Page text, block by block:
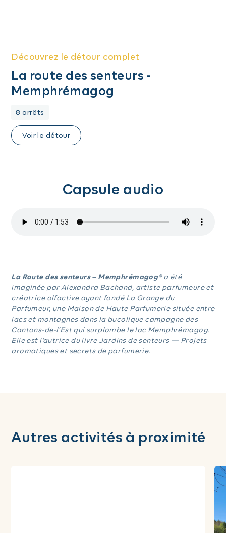
Découvrez le détour complet
La route des senteurs -
Memphrémagog
8 arrêts
Voir le détour
Capsule audio
La Route des senteurs – Memphrémagog®a été
imaginée par Alexandra Bachand, artiste parfumeure et
créatrice olfactive ayant fondé La Grange du
Parfumeur, une Maison de Haute Parfumerie située entre
lacs et montagnes dans la bucolique campagne des
Cantons-de-l’Est qui surplombe le lac Memphrémagog.
Elle est l’autrice du livre Jardins de senteurs — Projets
aromatiques et secrets de parfumerie.
Autres activités à proximité